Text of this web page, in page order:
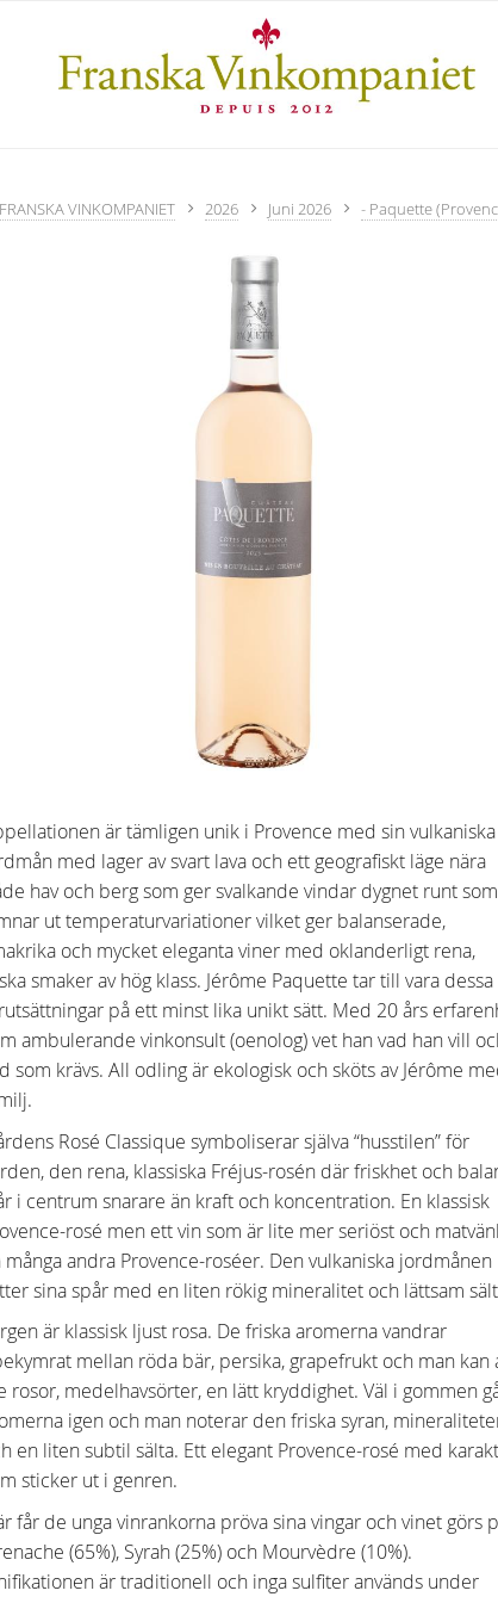
FRANSKA VINKOMPANIET 2026 Juni 2026 - Paquette
är tämligen unik i Provence med sin vulkaniska
med lager av svart lava och ett geografiskt läge nära
hav och berg som ger svalkande vindar dygnet runt som
ut temperaturvariationer vilket ger balanserade,
och mycket eleganta viner med oklanderligt rena,
smaker av hög klass. Jérôme Paquette tar till vara dessa
på ett minst lika unikt sätt. Med 20 års
ambulerande vinkonsult (oenolog) vet han vad han vill
som krävs. All odling är ekologisk och sköts av Jérôme
Rosé Classique symboliserar själva “husstilen” för
den rena, klassiska Fréjus-rosén där friskhet och
i centrum snarare än kraft och koncentration. En klassisk
rosé men ett vin som är lite mer seriöst och
många andra Provence-roséer. Den vulkaniska jordmånen
sina spår med en liten rökig mineralitet och lättsam
är klassisk ljust rosa. De friska aromerna vandrar
mellan röda bär, persika, grapefrukt och man kan
rosor, medelhavsörter, en lätt kryddighet. Väl i gommen
igen och man noterar den friska syran,
en liten subtil sälta. Ett elegant Provence-rosé med
sticker ut i genren.
får de unga vinrankorna pröva sina vingar och vinet görs
(65%), Syrah (25%) och Mourvèdre (10%).
är traditionell och inga sulfiter används under